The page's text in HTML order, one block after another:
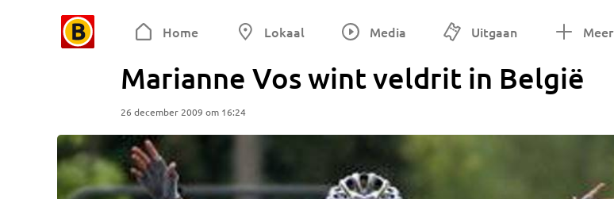
Home Lokaal Media Uitgaan Meer
Marianne Vos wint veldrit in België
26 december 2009 om 16:24